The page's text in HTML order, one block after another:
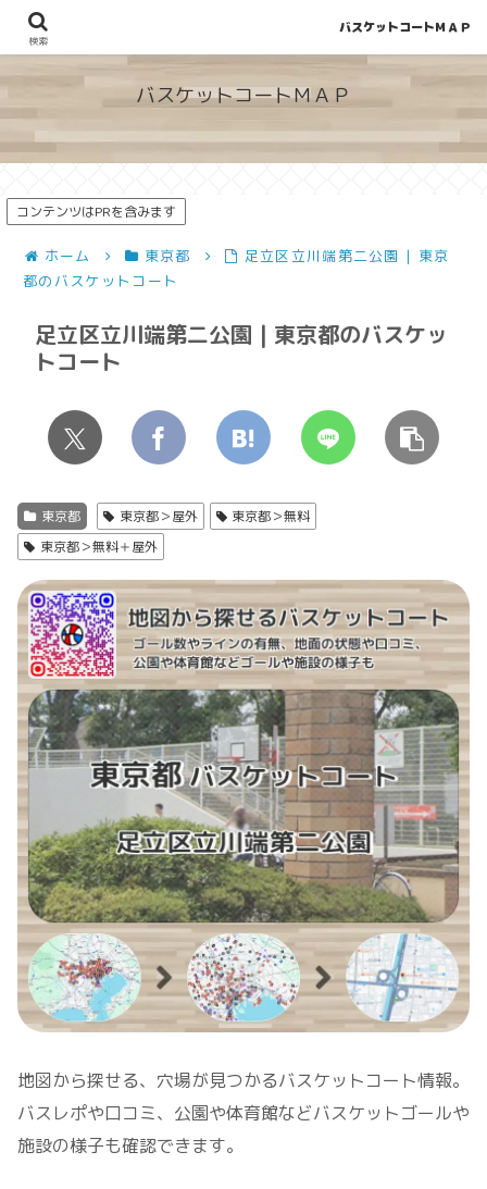
地図から探せる！穴場が見つかるバスケットコート情報
バスケットコートＭＡＰ
コンテンツはPRを含みます
ホーム 東京都
足立区立川端第二公園 | 東京
都のバスケットコート
足立区立川端第二公園 | 東京都のバスケッ
トコート
東京都 東京都＞屋外
東京都＞無料
東京都＞無料＋屋外
地図から探せる、穴場が見つかるバスケットコート情報。
バスレポや口コミ、公園や体育館などバスケットゴールや
施設の様子も確認できます。
検索
バスケットコートＭＡＰ